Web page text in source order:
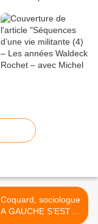
sociologue
GAUCHE S’EST